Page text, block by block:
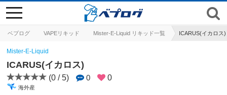
ベプログ VAPEリキッド Mister-E-Liquid リキッド一覧 ICARUS(イカロス)
toggle
navigation
Mister-E-Liquid
ICARUS(イカロス)
(0 / 5) 0 0
海外産